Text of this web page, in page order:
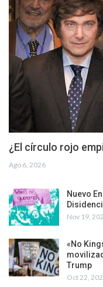
¿El círculo rojo
Ago 6, 2026
Nuevo
Nov 19,
«No
Trump
Oct 22,